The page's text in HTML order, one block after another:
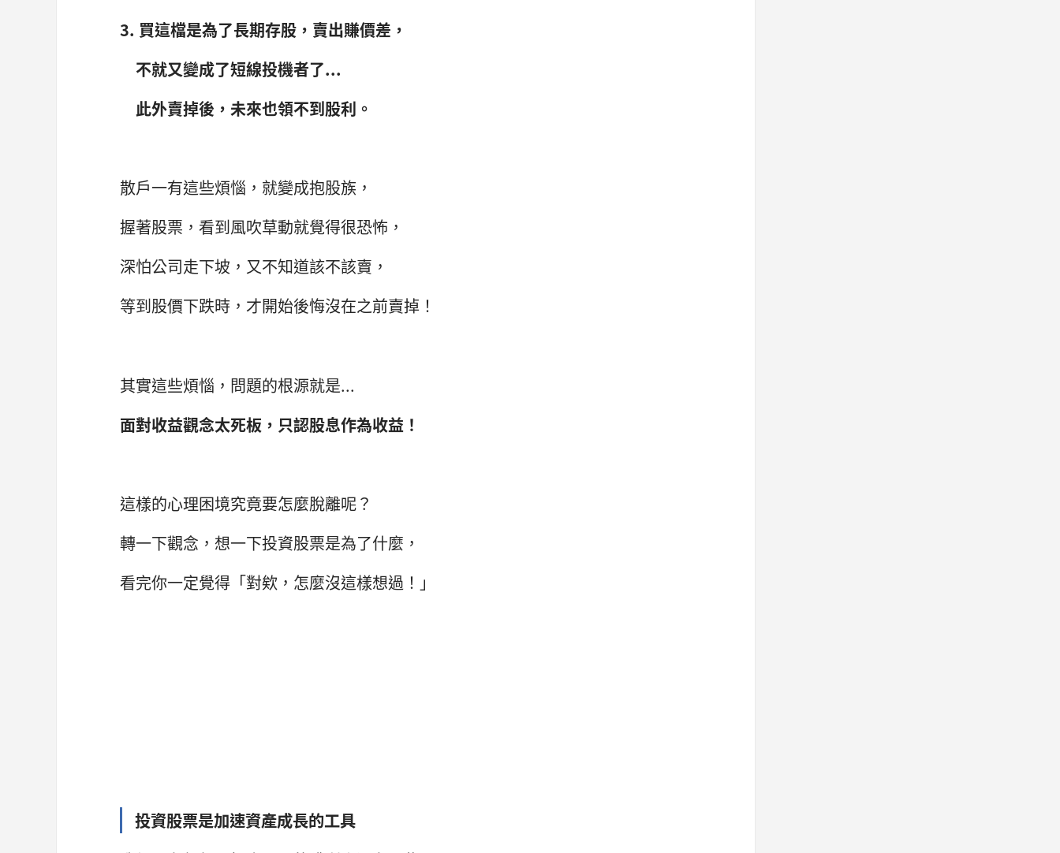
3. 買這檔是為了長期存股，賣出賺價差，
不就又變成了短線投機者了...
此外賣掉後，未來也領不到股利。
散戶一有這些煩惱，就變成抱股族，
握著股票，看到風吹草動就覺得很恐怖，
深怕公司走下坡，又不知道該不該賣，
等到股價下跌時，才開始後悔沒在之前賣掉！
其實這些煩惱，問題的根源就是...
面對收益觀念太死板，只認股息作為收益！
這樣的心理困境究竟要怎麼脫離呢？
轉一下觀念，想一下投資股票是為了什麼，
看完你一定覺得「對欸，怎麼沒這樣想過！」
投資股票是加速資產成長的工具